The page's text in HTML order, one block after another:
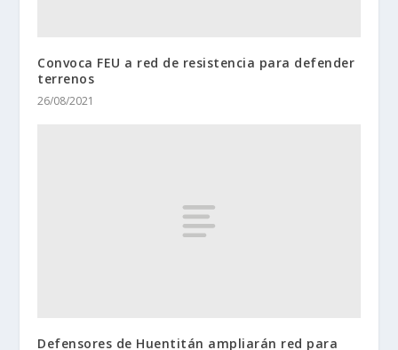
Convoca FEU a red de resistencia para defender
terrenos
26/08/2021
Defensores de Huentitán ampliarán red para